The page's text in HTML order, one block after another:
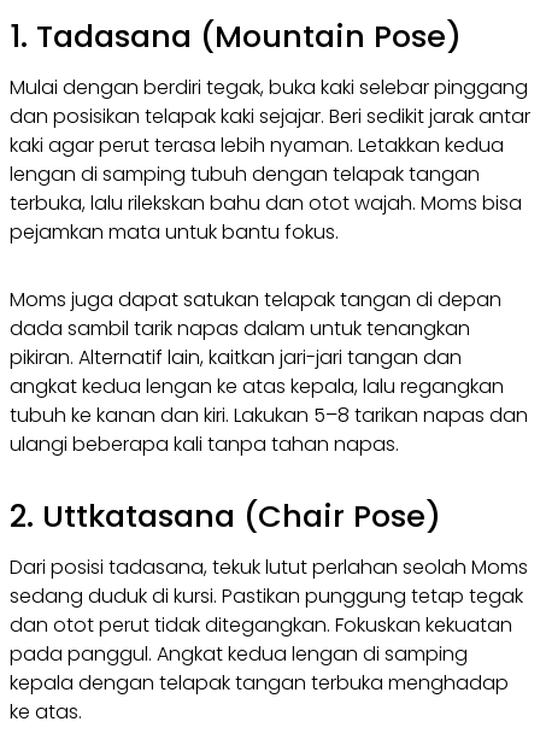
1. Tadasana (Mountain Pose)
Mulai dengan berdiri tegak, buka kaki selebar pinggang
dan posisikan telapak kaki sejajar. Beri sedikit jarak antar
kaki agar perut terasa lebih nyaman. Letakkan kedua
lengan di samping tubuh dengan telapak tangan
terbuka, lalu rilekskan bahu dan otot wajah. Moms bisa
pejamkan mata untuk bantu fokus.
Moms juga dapat satukan telapak tangan di depan
dada sambil tarik napas dalam untuk tenangkan
pikiran. Alternatif lain, kaitkan jari-jari tangan dan
angkat kedua lengan ke atas kepala, lalu regangkan
tubuh ke kanan dan kiri. Lakukan 5–8 tarikan napas dan
ulangi beberapa kali tanpa tahan napas.
2. Uttkatasana (Chair Pose)
Dari posisi tadasana, tekuk lutut perlahan seolah Moms
sedang duduk di kursi. Pastikan punggung tetap tegak
dan otot perut tidak ditegangkan. Fokuskan kekuatan
pada panggul. Angkat kedua lengan di samping
kepala dengan telapak tangan terbuka menghadap
ke atas.